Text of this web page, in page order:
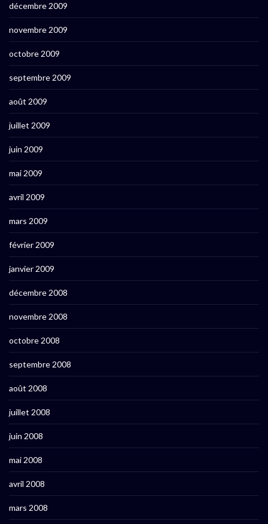
décembre 2009
novembre 2009
octobre 2009
septembre 2009
août 2009
juillet 2009
juin 2009
mai 2009
avril 2009
mars 2009
février 2009
janvier 2009
décembre 2008
novembre 2008
octobre 2008
septembre 2008
août 2008
juillet 2008
juin 2008
mai 2008
avril 2008
mars 2008